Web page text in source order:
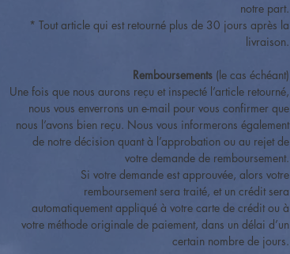
notre part.
* Tout article qui est retourné plus de 30 jours après la
livraison.
Remboursements (le cas échéant)
Une fois que nous aurons reçu et inspecté l’article retourné,
nous vous enverrons un e-mail pour vous confirmer que
nous l’avons bien reçu. Nous vous informerons également
de notre décision quant à l’approbation ou au rejet de
votre demande de remboursement.
Si votre demande est approuvée, alors votre
remboursement sera traité, et un crédit sera
automatiquement appliqué à votre carte de crédit ou à
votre méthode originale de paiement, dans un délai d’un
certain nombre de jours.